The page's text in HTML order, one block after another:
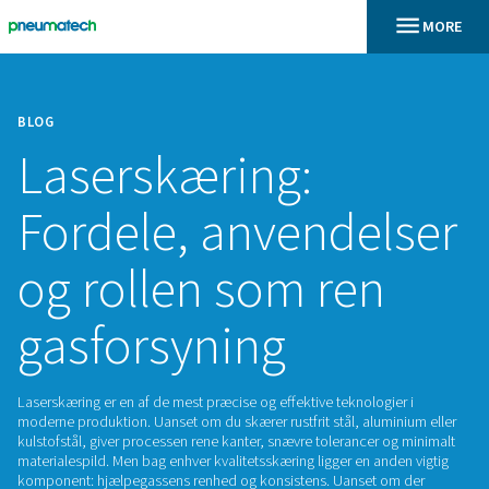
BLOG
Laserskæring:
Fordele,
og rollen som ren
gasforsyning